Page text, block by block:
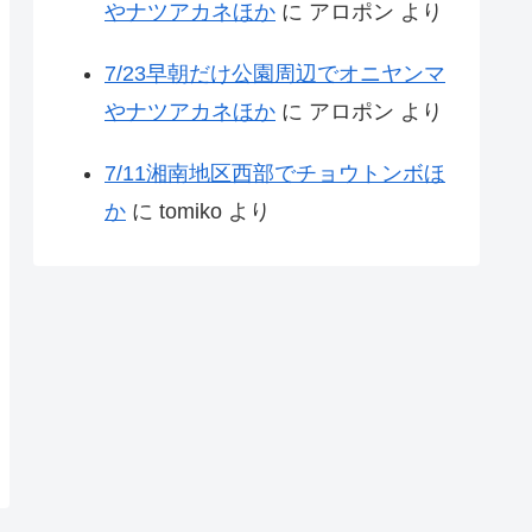
やナツアカネほか に アロポン より
7/23早朝だけ公園周辺でオニヤンマ
やナツアカネほか に アロポン より
7/11湘南地区西部でチョウトンボほ
か に tomiko より